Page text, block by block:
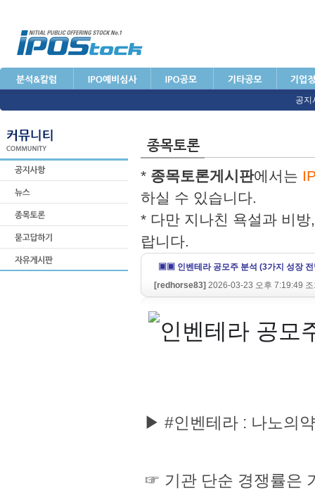
공지
* 종목토론게시판에서는
하실 수 있습니다.
* 다만 지나친 욕설과 비
랍니다.
▣▣ 인벤테라 공모주 분석 (3가지 성장
[redhorse83] 2026-03-23 오후 7:19:49
▶ #인벤테라 : 나노의
☞ 기관 단순 경쟁률은